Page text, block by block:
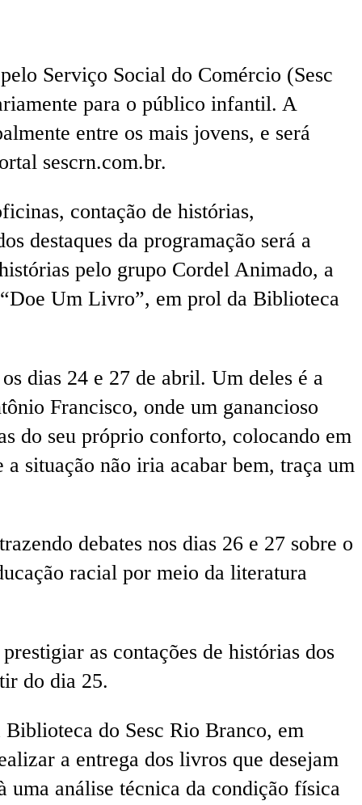
Serviço Social do Comércio (Sesc
para o público infantil. A
entre os mais jovens, e será
sescrn.com.br.
contação de histórias,
destaques da programação será a
pelo grupo Cordel Animado, a
Um Livro”, em prol da Biblioteca
dias 24 e 27 de abril. Um deles é a
Francisco, onde um ganancioso
do seu próprio conforto, colocando em
situação não iria acabar bem, traça um
debates nos dias 26 e 27 sobre o
racial por meio da literatura
as contações de histórias dos
do dia 25.
do Sesc Rio Branco, em
a entrega dos livros que desejam
uma análise técnica da condição física